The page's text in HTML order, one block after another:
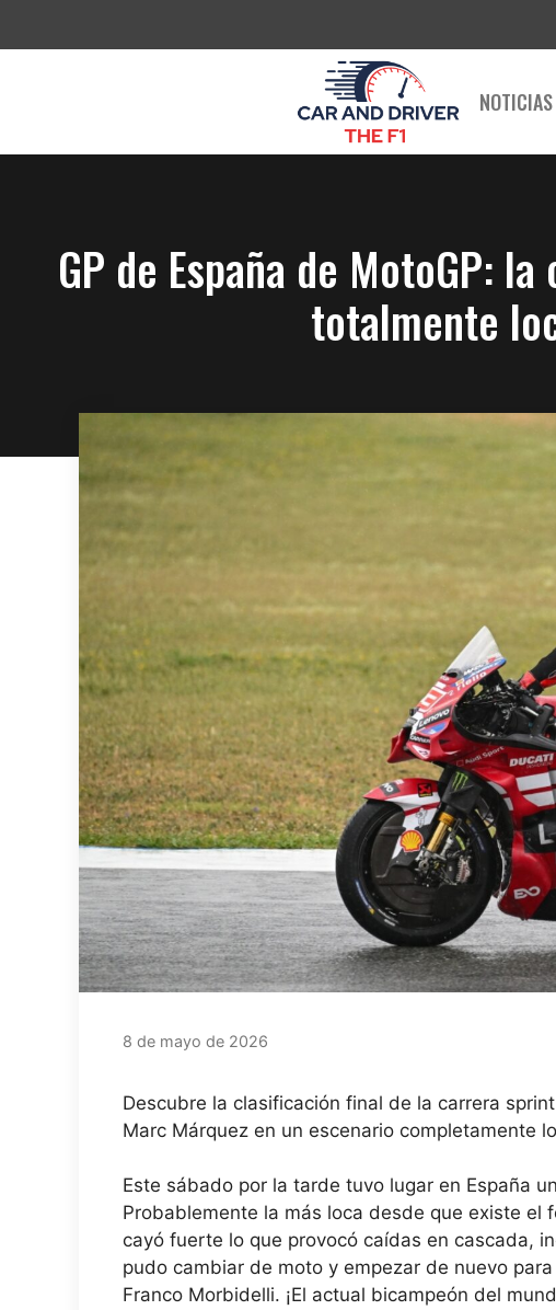
NOTICIAS
GP de España de MotoGP:
totalmente
8 de mayo de 2026
Descubre la clasificación final de la carrera
Marc Márquez en un escenario completamente
Este sábado por la tarde tuvo lugar en España
Probablemente la más loca desde que existe el
cayó fuerte lo que provocó caídas en cascada,
pudo cambiar de moto y empezar de nuevo
Franco Morbidelli. ¡El actual bicampeón del